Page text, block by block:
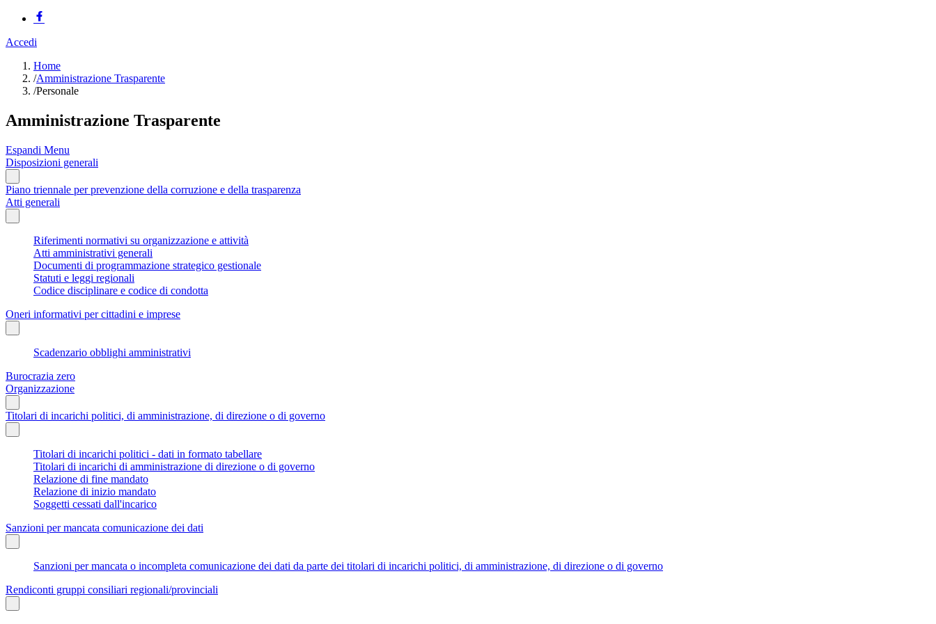
Accedi
Home
/Amministrazione Trasparente
/Personale
Amministrazione Trasparente
Espandi Menu
Disposizioni generali
Piano triennale per prevenzione della corruzione e della trasparenza
Atti generali
Riferimenti normativi su organizzazione e attività
Atti amministrativi generali
Documenti di programmazione strategico gestionale
Statuti e leggi regionali
Codice disciplinare e codice di condotta
Oneri informativi per cittadini e imprese
Scadenzario obblighi amministrativi
Burocrazia zero
Organizzazione
Titolari di incarichi politici, di amministrazione, di direzione o di governo
Titolari di incarichi politici - dati in formato tabellare
Titolari di incarichi di amministrazione di direzione o di governo
Relazione di fine mandato
Relazione di inizio mandato
Soggetti cessati dall'incarico
Sanzioni per mancata comunicazione dei dati
Sanzioni per mancata o incompleta comunicazione dei dati da parte dei titolari di incarichi politici, di amministrazione, di direzione o di governo
Rendiconti gruppi consiliari regionali/provinciali